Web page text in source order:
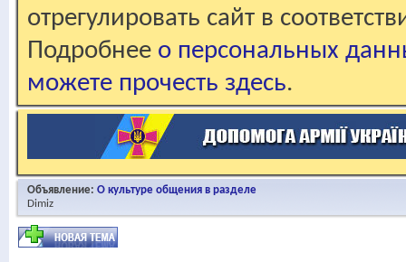
отрегулировать сайт в
Подробнее о персональных
можете прочесть здесь.
Объявление: О культуре общения в разделе
Dimiz